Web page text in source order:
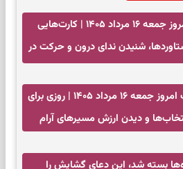
فال تاروت امروز جمعه ۱۶ مرداد ۱۴۰۵ | کارت‌هایی
شنیدن ندای درون و حرکت در
فال سرنوشت امروز جمعه ۱۶ مرداد ۱۴۰۵ | روزی برای
و دیدن ارزش مسیرهای آرام
بسته شد، این دعای گشایش را